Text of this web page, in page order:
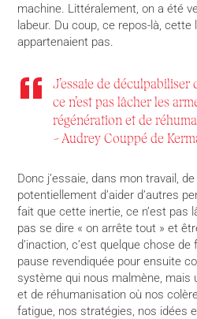
machine. Littéralement, on a été
labeur. Du coup, ce repos-là,
appartenaient pas.
J’essaie de
ce n’est pas lâcher les
régénération et de
– Audrey Couppé de
Donc j’essaie, dans mon travail,
potentiellement d’aider d’autres
fait que cette inertie, ce n’est pas
pas se dire « on arrête tout » et
d’inaction, c’est quelque chose
pause revendiquée pour ensuite
système qui nous malmène, mais
et de réhumanisation où nos
fatigue, nos stratégies, nos idées